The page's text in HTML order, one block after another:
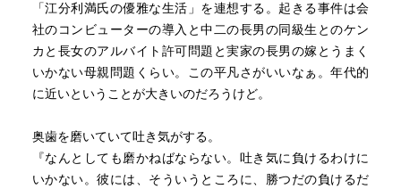
「江分利満氏の優雅な生活」を連想する。起きる事件は会
社のコンビューターの導入と中二の長男の同級生とのケン
カと長女のアルバイト許可問題と実家の長男の嫁とうまく
いかない母親問題くらい。この平凡さがいいなぁ。年代的
に近いということが大きいのだろうけど。
奥歯を磨いていて吐き気がする。
『なんとしても磨かねばならない。吐き気に負けるわけに
いかない。彼には、そういうところに、勝つだの負けるだ